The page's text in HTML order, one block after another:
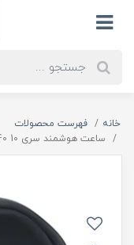
خانه
فهرست محصولات
ساعت هوشمند سری 10 40 میلی متری اپل مدل WATCH SE10 40MM